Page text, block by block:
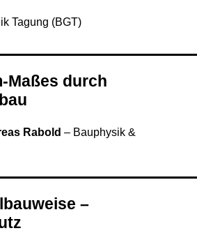
Tagung (BGT)
Maßes durch
Rabold – Bauphysik &
–